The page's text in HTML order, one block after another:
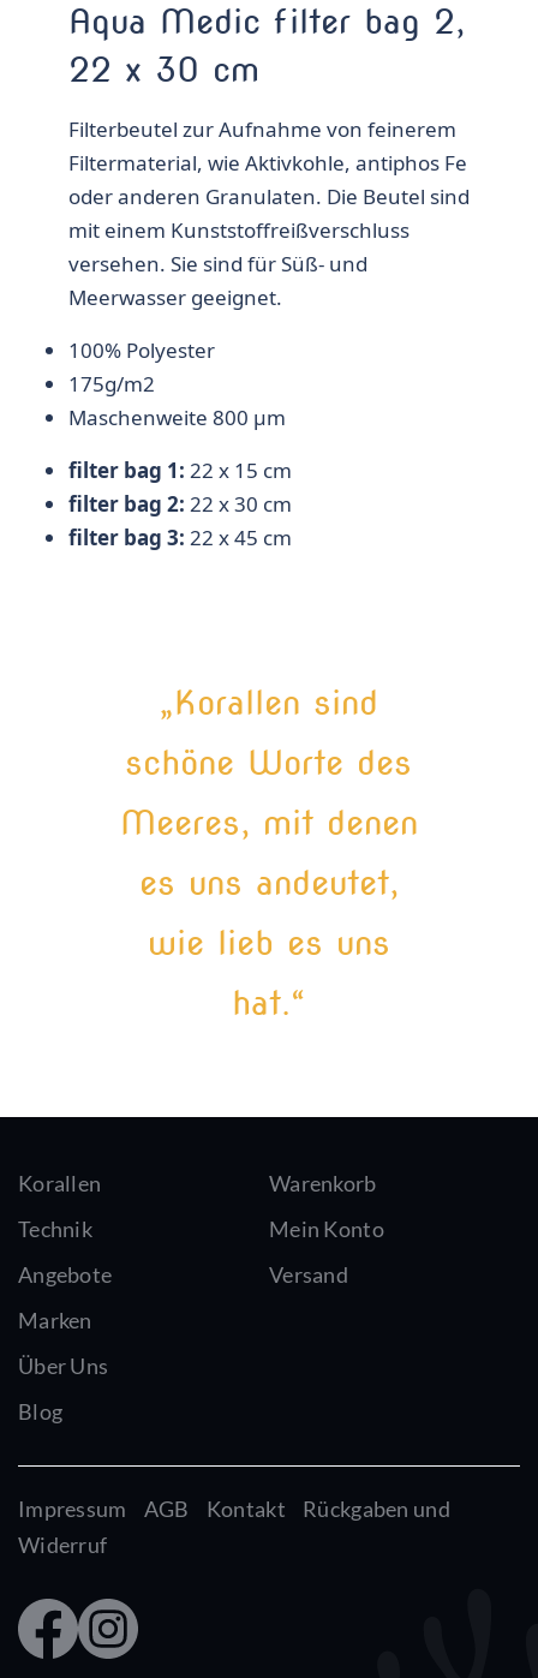
Aqua Medic filter bag 2,
22 x 30 cm
Filterbeutel zur Aufnahme von feinerem
Filtermaterial, wie Aktivkohle, antiphos Fe
oder anderen Granulaten. Die Beutel sind
mit einem Kunststoffreißverschluss
versehen. Sie sind für Süß- und
Meerwasser geeignet.
100% Polyester
175g/m2
Maschenweite 800 µm
filter bag 1: 22 x 15 cm
filter bag 2: 22 x 30 cm
filter bag 3: 22 x 45 cm
„Korallen sind
schöne Worte des
Meeres, mit denen
es uns andeutet,
wie lieb es uns
hat.“
Korallen
Technik
Angebote
Marken
Über Uns
Blog
Warenkorb
Mein Konto
Versand
Impressum AGB Kontakt
Rückgaben und
Widerruf
Faceb
ook
Insta
gram